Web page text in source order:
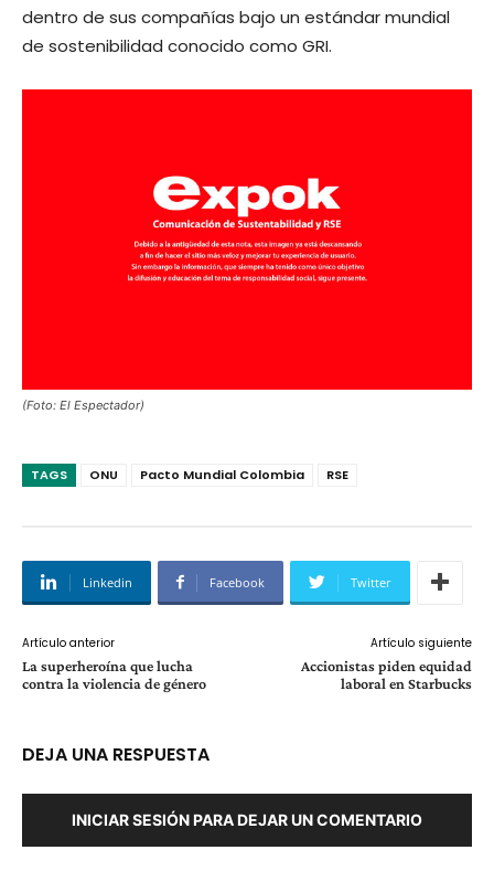
dentro de sus compañías bajo un estándar mundial
de sostenibilidad conocido como GRI.
(Foto: El Espectador)
TAGS ONU Pacto Mundial Colombia RSE
Linkedin Facebook Twitter
Artículo anterior
La superheroína que lucha
contra la violencia de género
Artículo siguiente
Accionistas piden equidad
laboral en Starbucks
DEJA UNA RESPUESTA
INICIAR SESIÓN PARA DEJAR UN COMENTARIO